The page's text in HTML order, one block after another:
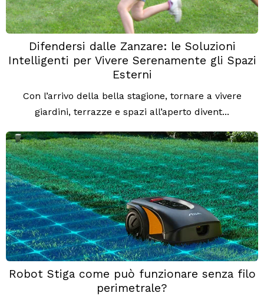
Difendersi dalle Zanzare: le Soluzioni
Intelligenti per Vivere Serenamente gli Spazi
Esterni
Con l’arrivo della bella stagione, tornare a vivere
giardini, terrazze e spazi all’aperto divent...
Robot Stiga come può funzionare senza filo
perimetrale?